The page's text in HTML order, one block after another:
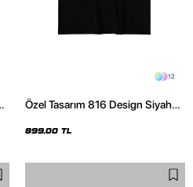
12
Özel Tasarım 816 Design Siyah
899,00 TL